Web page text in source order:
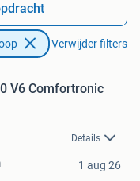
Verwijder filters
V6 Comfortronic
Details
1 aug 26